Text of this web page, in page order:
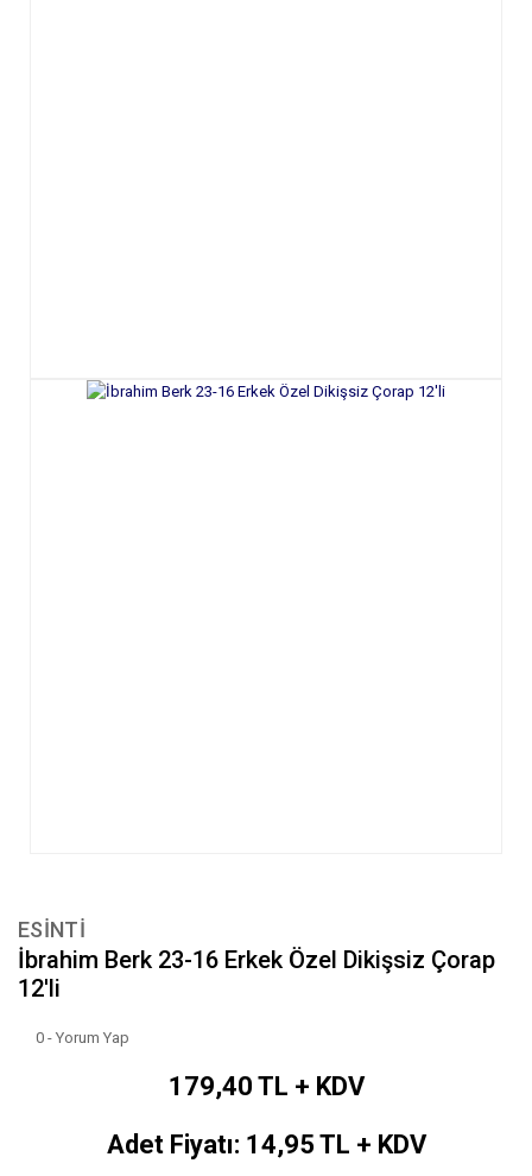
ESİNTİ
İbrahim Berk 23-16 Erkek Özel Dikişsiz Çorap
12'li
0 - Yorum Yap
179,40 TL + KDV
Adet Fiyatı: 14,95 TL + KDV